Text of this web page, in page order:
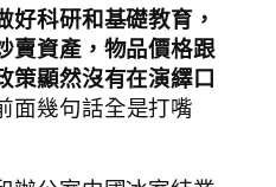
好科研和基礎教育，
賣資產，物品價格跟
策顯然沒有在演繹口
面幾句話全是打嘴